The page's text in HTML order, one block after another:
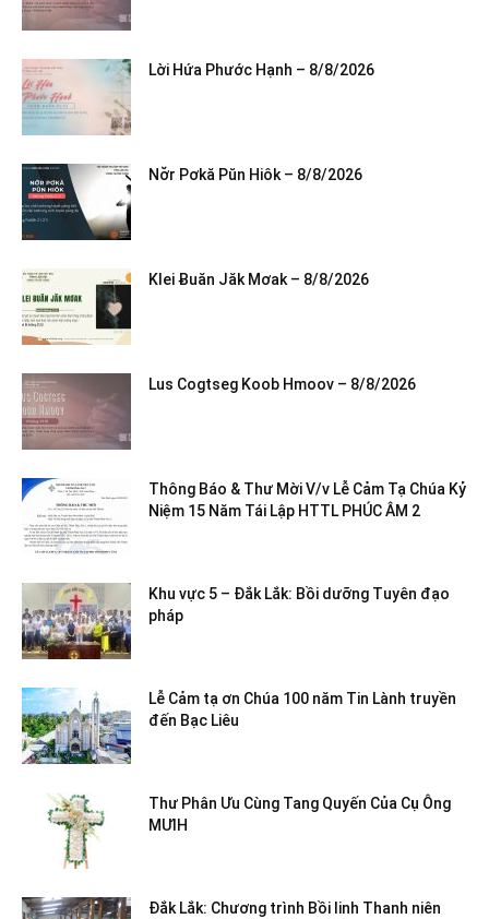
Lời Hứa Phước Hạnh – 8/8/2026
Nơ̆r Pơkă Pŭn Hiôk – 8/8/2026
Klei Ƀuăn Jăk Mơak – 8/8/2026
Lus Cogtseg Koob Hmoov – 8/8/2026
Thông Báo & Thư Mời V/v Lễ Cảm Tạ Chúa Kỷ
Niệm 15 Năm Tái Lập HTTL PHÚC ÂM 2
Khu vực 5 – Đắk Lắk: Bồi dưỡng Tuyên đạo
pháp
Lễ Cảm tạ ơn Chúa 100 năm Tin Lành truyền
đến Bạc Liêu
Thư Phân Ưu Cùng Tang Quyến Của Cụ Ông
MƯIH
Đắk Lắk: Chương trình Bồi linh Thanh niên